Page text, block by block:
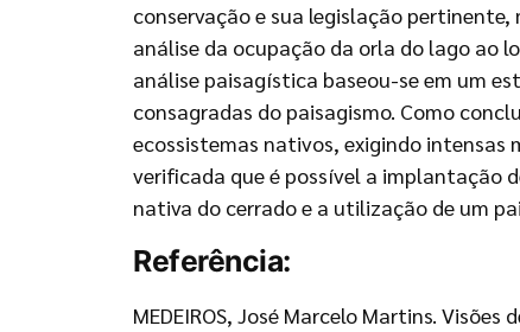
conservação e sua legislação
análise da ocupação da orla do lago ao
análise paisagística baseou-se em um
consagradas do paisagismo. Como
ecossistemas nativos, exigindo intensas
verificada que é possível a implantação
nativa do cerrado e a utilização de um
Referência:
MEDEIROS, José Marcelo Martins.